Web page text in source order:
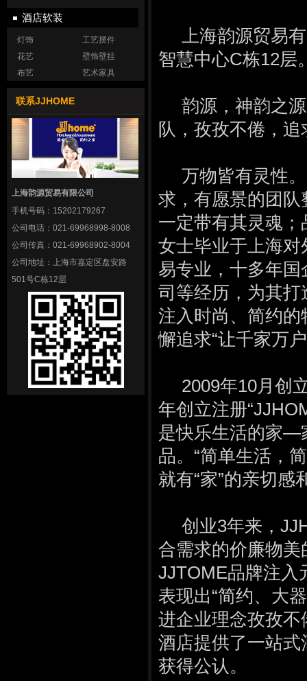
上海韵源贸易有
智慧中心C栋12层
韵源，神韵之源
队，孜孜不倦，追
万物皆有灵性。
求，有愿景的团
一定带有其灵魂
女士毕业于上海
易专业，十多年
司等经历，为其
注入时尚、简约
懈追求“让千家万
2009年10月创
年创立注册
是快乐生活的家—
品。“简单生活，
就有“家”的亲切感
创业3年来，
合需求的价廉物
JJTOME品牌注入
表现出“简约、大
进企业理念孜孜
酒店提供了一站
获得公认。
酒店软装
灯饰
工艺摆件
花艺
壁饰壁挂
布艺
艺术家具
联系JJHOME
上海韵源贸易有限公司
手机号码： 15202179267
公司电话： 021-69968998-8008
公司传真： 021-69968902-8004
公司地址： 上海市嘉定区盘安路
501号C栋12层